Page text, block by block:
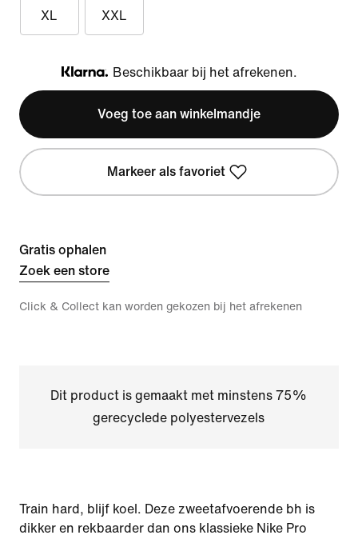
XL XXL
Klarna
Beschikbaar bij het afrekenen.
Voeg toe aan winkelmandje
Markeer als favoriet
Gratis ophalen
Zoek een store
Click & Collect kan worden gekozen bij het afrekenen
Dit product is gemaakt met minstens 75%
gerecyclede polyestervezels
Train hard, blijf koel. Deze zweetafvoerende bh is
dikker en rekbaarder dan ons klassieke Nike Pro